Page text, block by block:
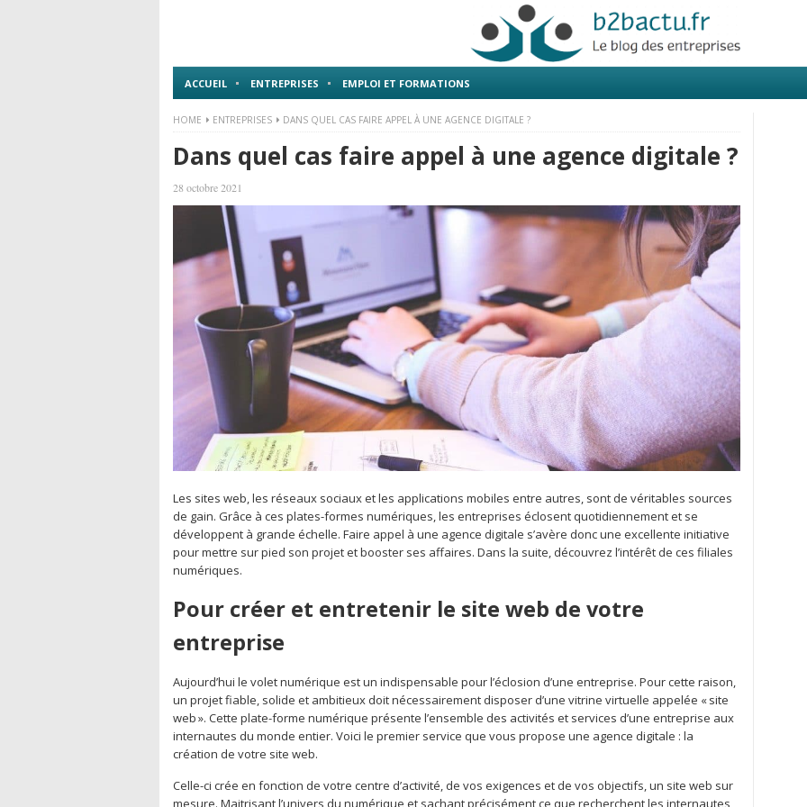
ACCUEIL ENTREPRISES EMPLOI ET FORMATIONS
HOME ENTREPRISES DANS QUEL CAS FAIRE APPEL À UNE AGENCE DIGITALE ?
Dans quel cas faire appel à une agence digitale ?
28 octobre 2021
Les sites web, les réseaux sociaux et les applications mobiles entre autres, sont de véritables sources
de gain. Grâce à ces plates-formes numériques, les entreprises éclosent quotidiennement et se
développent à grande échelle. Faire appel à une agence digitale s’avère donc une excellente initiative
pour mettre sur pied son projet et booster ses affaires. Dans la suite, découvrez l’intérêt de ces filiales
numériques.
Pour créer et entretenir le site web de votre
entreprise
Aujourd’hui le volet numérique est un indispensable pour l’éclosion d’une entreprise. Pour cette raison,
un projet fiable, solide et ambitieux doit nécessairement disposer d’une vitrine virtuelle appelée « site
web ». Cette plate-forme numérique présente l’ensemble des activités et services d’une entreprise aux
internautes du monde entier. Voici le premier service que vous propose une agence digitale : la
création de votre site web.
Celle-ci crée en fonction de votre centre d’activité, de vos exigences et de vos objectifs, un site web sur
mesure. Maitrisant l’univers du numérique et sachant précisément ce que recherchent les internautes,